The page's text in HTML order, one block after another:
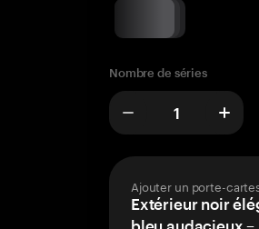
Nombre de séries
Ajouter un porte-
Extérieur noir
bleu audacieux